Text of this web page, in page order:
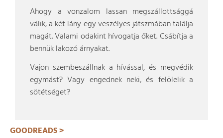
Ahogy a vonzalom lassan megszállottsággá
válik, a két lány egy veszélyes játszmában találja
magát. Valami odakint hívogatja őket. Csábítja a
bennük lakozó árnyakat.
Vajon szembeszállnak a hívással, és megvédik
egymást? Vagy engednek neki, és felölelik a
sötétséget?
GOODREADS >